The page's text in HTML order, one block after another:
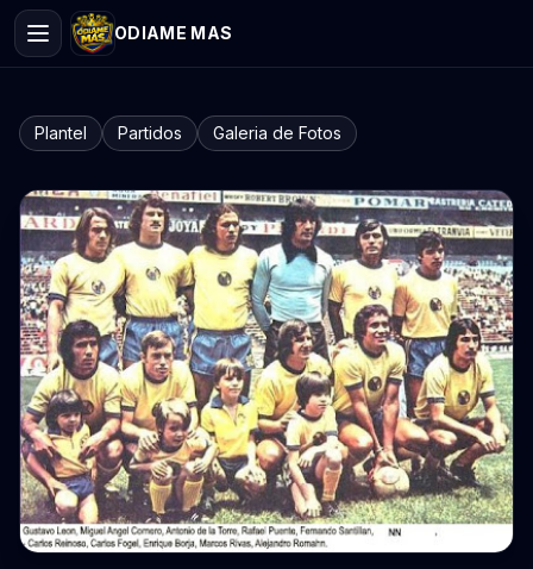
ODIAME MAS
Plantel Partidos Galeria de Fotos